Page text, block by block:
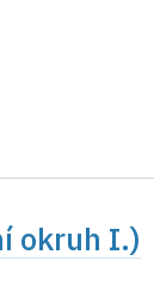
okruh I.)